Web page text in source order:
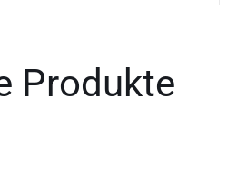
Produkte